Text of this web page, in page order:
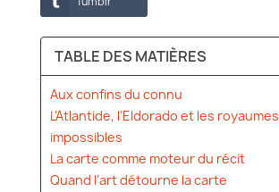
TABLE DES MATIÈRES
Aux confins du connu
L’Atlantide, l’Eldorado et les royaumes
impossibles
La carte comme moteur du récit
Quand l’art détourne la carte